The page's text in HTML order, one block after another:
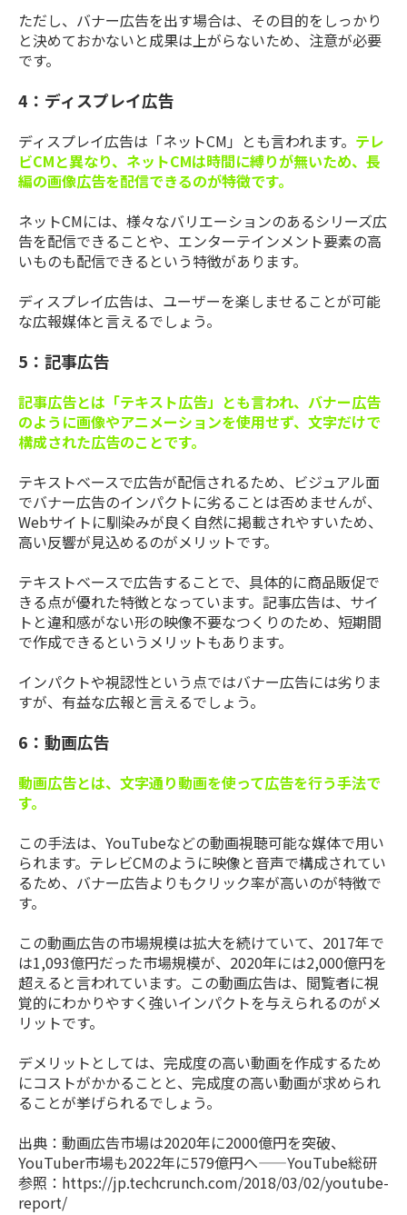
ただし、バナー広告を出す場合は、その目的をしっかり
と決めておかないと成果は上がらないため、注意が必要
です。
4：ディスプレイ広告
ディスプレイ広告は「ネットCM」とも言われます。 テレ
ビCMと異なり、ネットCMは時間に縛りが無いため、長
編の画像広告を配信できるのが特徴です。
ネットCMには、様々なバリエーションのあるシリーズ広
告を配信できることや、エンターテインメント要素の高
いものも配信できるという特徴があります。
ディスプレイ広告は、ユーザーを楽しませることが可能
な広報媒体と言えるでしょう。
5：記事広告
記事広告とは「テキスト広告」とも言われ、バナー広告
のように画像やアニメーションを使用せず、文字だけで
構成された広告のことです。
テキストベースで広告が配信されるため、ビジュアル面
でバナー広告のインパクトに劣ることは否めませんが、
Webサイトに馴染みが良く自然に掲載されやすいため、
高い反響が見込めるのがメリットです。
テキストベースで広告することで、具体的に商品販促で
きる点が優れた特徴となっています。記事広告は、サイ
トと違和感がない形の映像不要なつくりのため、短期間
で作成できるというメリットもあります。
インパクトや視認性という点ではバナー広告には劣りま
すが、有益な広報と言えるでしょう。
6：動画広告
動画広告とは、文字通り動画を使って広告を行う手法で
す。
この手法は、YouTubeなどの動画視聴可能な媒体で用い
られます。テレビCMのように映像と音声で構成されてい
るため、バナー広告よりもクリック率が高いのが特徴で
す。
この動画広告の市場規模は拡大を続けていて、2017年で
は1,093億円だった市場規模が、2020年には2,000億円を
超えると言われています。この動画広告は、閲覧者に視
覚的にわかりやすく強いインパクトを与えられるのがメ
リットです。
デメリットとしては、完成度の高い動画を作成するため
にコストがかかることと、完成度の高い動画が求められ
ることが挙げられるでしょう。
出典：動画広告市場は2020年に2000億円を突破、
YouTuber市場も2022年に579億円へ——YouTube総研
参照： https://jp.techcrunch.com/2018/03/02/youtube-
report/